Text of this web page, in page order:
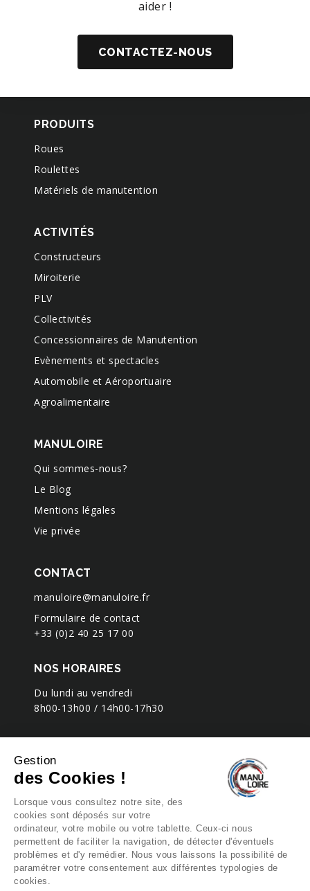
Gestion
des Cookies !
Lorsque vous consultez notre site, des
cookies sont déposés sur votre
ordinateur, votre mobile ou votre tablette. Ceux-ci nous
permettent de faciliter la navigation, de détecter d'éventuels
problèmes et d'y remédier. Nous vous laissons la possibilité de
paramétrer votre consentement aux différentes typologies de
cookies.
aider !
CONTACTEZ-NOUS
PRODUITS
Roues
Roulettes
Matériels de manutention
ACTIVITÉS
Constructeurs
Miroiterie
PLV
Collectivités
Concessionnaires de Manutention
Evènements et spectacles
Automobile et Aéroportuaire
Agroalimentaire
MANULOIRE
Qui sommes-nous?
Le Blog
Mentions légales
Vie privée
CONTACT
manuloire@manuloire.fr
Formulaire de contact
+33 (0)2 40 25 17 00
NOS HORAIRES
Du lundi au vendredi
8h00-13h00 / 14h00-17h30